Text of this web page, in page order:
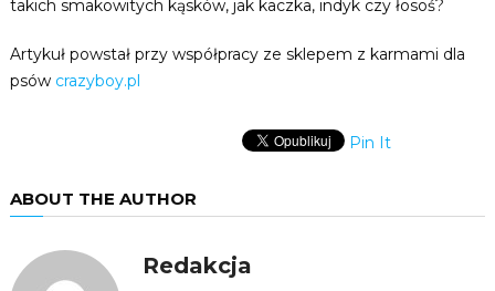
takich smakowitych kąsków, jak kaczka, indyk czy łosoś?
Artykuł powstał przy współpracy ze sklepem z karmami dla
psów crazyboy.pl
Pin It
ABOUT THE AUTHOR
Redakcja